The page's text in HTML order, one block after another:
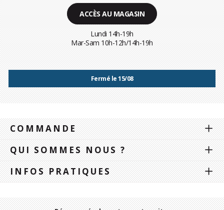
ACCÈS AU MAGASIN
Lundi 14h-19h
Mar-Sam 10h-12h/14h-19h
Fermé le 15/08
COMMANDE
QUI SOMMES NOUS ?
INFOS PRATIQUES